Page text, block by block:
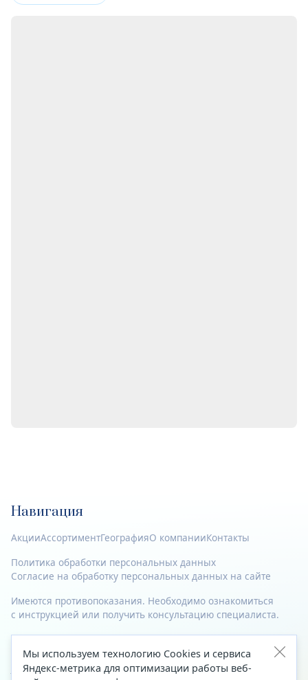
Навигация
АкцииАссортиментГеографияО компанииКонтакты
Политика обработки персональных данных
Согласие на обработку персональных данных на сайте
Имеются противопоказания. Необходимо ознакомиться
с инструкцией или получить консультацию специалиста.
© 2023—2026 Все права защищены.
Адрес
Мы используем технологию Cookies и сервиса
Яндекс-метрика для оптимизации работы веб-